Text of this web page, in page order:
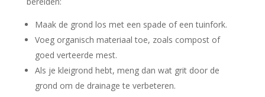
Maak de grond los met een spade of een tuinfork.
Voeg organisch materiaal toe, zoals compost of
goed verteerde mest.
Als je kleigrond hebt, meng dan wat grit door de
grond om de drainage te verbeteren.